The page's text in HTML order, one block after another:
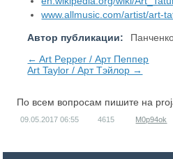
www.allmusic.com/artist/art-
Автор публикации:
← Art Pepper / Арт Пеппер
Art Taylor / Арт Тэйлор →
По всем вопросам пишите на
09.05.2017 06:55 4615 M0p94ok